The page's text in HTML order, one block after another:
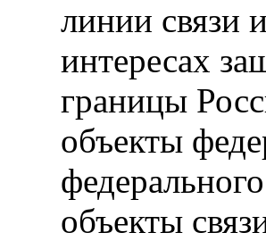
линии связи
интересах
границы
объекты
объекты